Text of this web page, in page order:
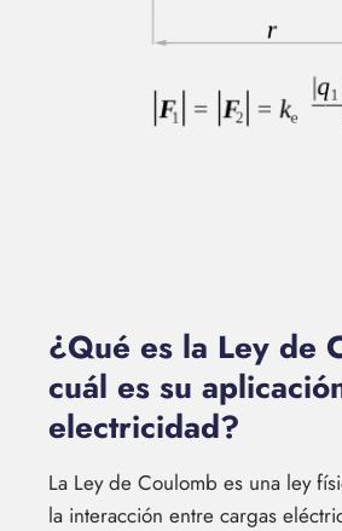
¿Qué es la Ley de
cuál es su
electricidad?
La Ley de Coulomb es una ley
la interacción entre cargas